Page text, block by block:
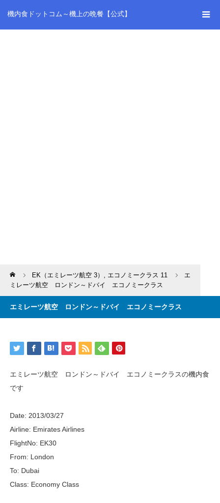
機内食ドットコム～機上の晩餐【公式】
Home EK（エミレーツ航空 3） , エコノミークラス 11
エ
ミレーツ航空 ロンドン～ドバイ エコノミークラス
エミレーツ航空 ロンドン～ドバイ エコノミークラス
エミレーツ航空 ロンドン～ドバイ エコノミークラスの機内食
です
Date: 2013/03/27
Airline: Emirates Airlines
FlightNo: EK30
From: London
To: Dubai
Class: Economy Class